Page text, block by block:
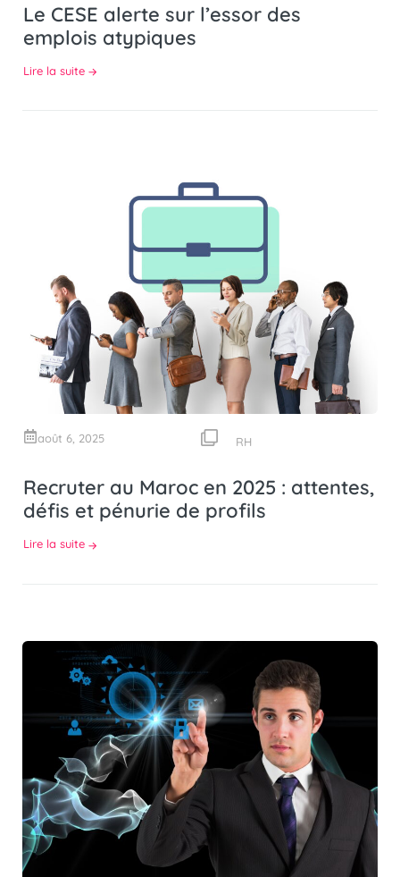
Le CESE alerte sur l’essor des
emplois atypiques
Lire la suite
août 6, 2025 RH
Recruter au Maroc en 2025 : attentes,
défis et pénurie de profils
Lire la suite